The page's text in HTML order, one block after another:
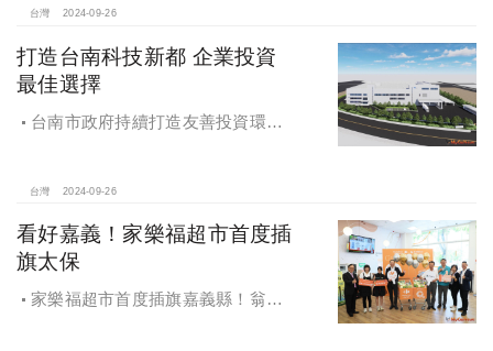
台灣 2024-09-26
打造台南科技新都 企業投資
最佳選擇
台南市政府持續打造友善投資環
超過5萬個就業機會
台灣 2024-09-26
看好嘉義！家樂福超市首度插
旗太保
家樂福超市首度插旗嘉義縣！翁章